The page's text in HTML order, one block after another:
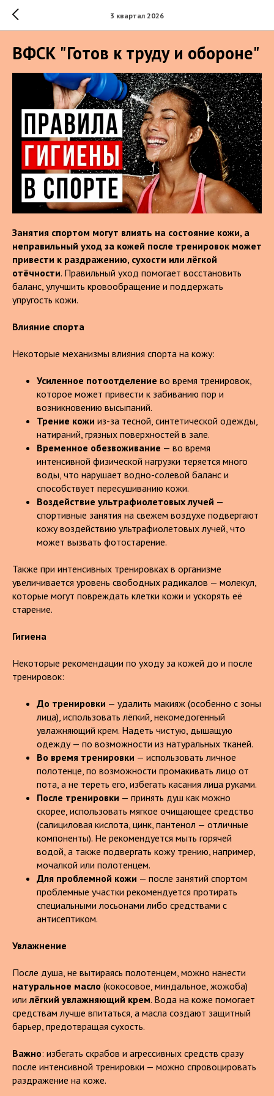
3 квартал 2026
ВФСК "Готов к труду и обороне"
Занятия спортом могут влиять на состояние кожи, а
неправильный уход за кожей после тренировок может
привести к раздражению, сухости или лёгкой
отёчности. Правильный уход помогает восстановить
баланс, улучшить кровообращение и поддержать
упругость кожи.
Влияние спорта
Некоторые механизмы влияния спорта на кожу:
Усиленное потоотделение во время тренировок,
которое может привести к забиванию пор и
возникновению высыпаний.
Трение кожи из-за тесной, синтетической одежды,
натираний, грязных поверхностей в зале.
Временное обезвоживание — во время
интенсивной физической нагрузки теряется много
воды, что нарушает водно-солевой баланс и
способствует пересушиванию кожи.
Воздействие ультрафиолетовых лучей —
спортивные занятия на свежем воздухе подвергают
кожу воздействию ультрафиолетовых лучей, что
может вызвать фотостарение.
Также при интенсивных тренировках в организме
увеличивается уровень свободных радикалов — молекул,
которые могут повреждать клетки кожи и ускорять её
старение.
Гигиена
Некоторые рекомендации по уходу за кожей до и после
тренировок:
До тренировки — удалить макияж (особенно с зоны
лица), использовать лёгкий, некомедогенный
увлажняющий крем. Надеть чистую, дышащую
одежду — по возможности из натуральных тканей.
Во время тренировки — использовать личное
полотенце, по возможности промакивать лицо от
пота, а не тереть его, избегать касания лица руками.
После тренировки — принять душ как можно
скорее, использовать мягкое очищающее средство
(салициловая кислота, цинк, пантенол — отличные
компоненты). Не рекомендуется мыть горячей
водой, а также подвергать кожу трению, например,
мочалкой или полотенцем.
Для проблемной кожи — после занятий спортом
проблемные участки рекомендуется протирать
специальными лосьонами либо средствами с
антисептиком.
Увлажнение
После душа, не вытираясь полотенцем, можно нанести
натуральное масло (кокосовое, миндальное, жожоба)
илилёгкий увлажняющий крем. Вода на коже помогает
средствам лучше впитаться, а масла создают защитный
барьер, предотвращая сухость.
Важно: избегать скрабов и агрессивных средств сразу
после интенсивной тренировки — можно спровоцировать
раздражение на коже.